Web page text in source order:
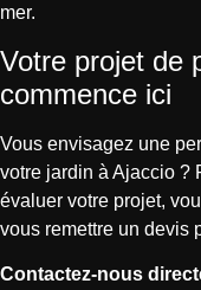
mer.
Votre projet de
commence ici
Vous envisagez une
votre jardin à Ajaccio ?
évaluer votre projet,
vous remettre un devis
Contactez-nous